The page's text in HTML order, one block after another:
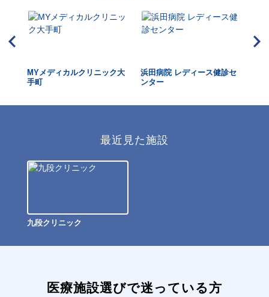
MYメディカルクリニック大
手町
浜田病院 レディース健診セ
ンター
最近見た施設
九段クリニック
医療施設選びで迷っている方